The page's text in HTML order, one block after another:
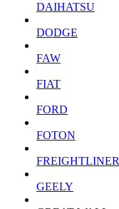
DAIHATSU
DODGE
FAW
FIAT
FORD
FOTON
FREIGHTLINER
GEELY